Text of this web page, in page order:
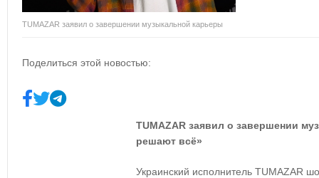
TUMAZAR заявил о завершении музыкальной карьеры
Поделиться этой новостью:
TUMAZAR заявил о завершении
решают всё»
Украинский исполнитель TUMAZAR